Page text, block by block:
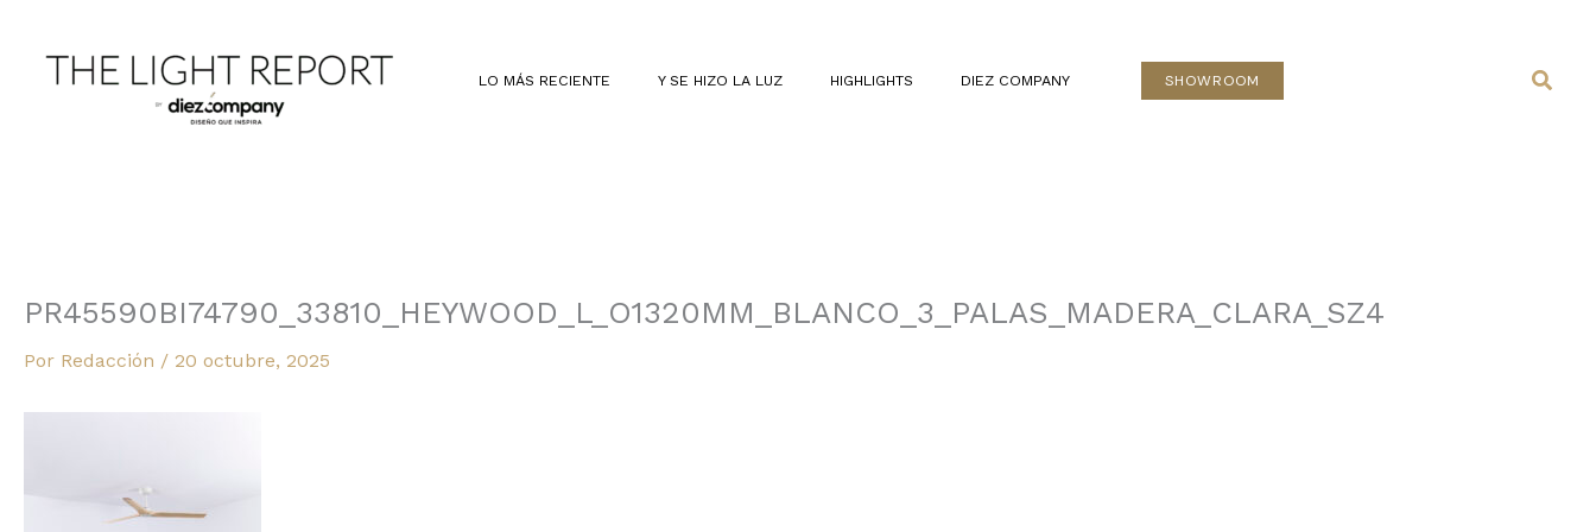
contenido
LO MÁS RECIENTE Y SE HIZO LA LUZ HIGHLIGHTS DIEZ COMPANY SHOWROOM
PR45590BI74790_33810_HEYWOOD_L_O1320MM_BLANCO_3_PALAS_MADERA_CLARA_SZ4
Por Redacción / 20 octubre, 2025